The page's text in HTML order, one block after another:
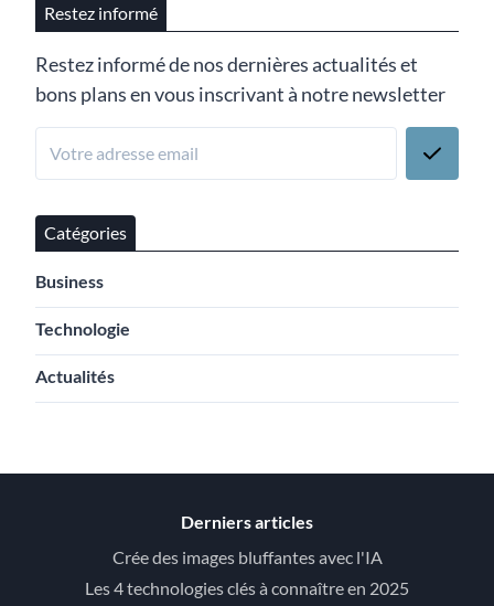
Restez informé
Restez informé de nos dernières actualités et
bons plans en vous inscrivant à notre newsletter
Catégories
Business
Technologie
Actualités
Derniers articles
Crée des images bluffantes avec l'IA
Les 4 technologies clés à connaître en 2025